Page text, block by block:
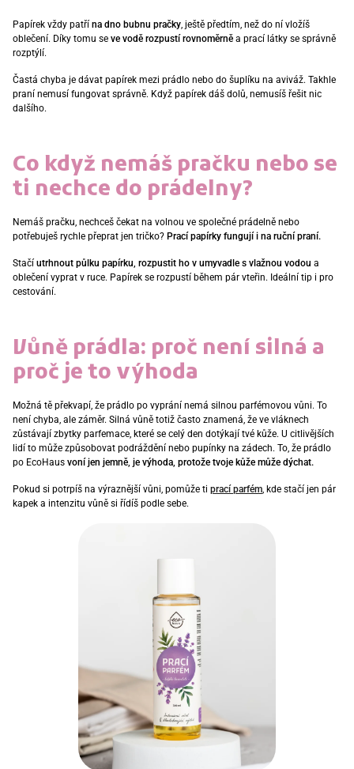
Papírek vždy patří na dno bubnu pračky, ještě předtím, než do ní vložíš
oblečení. Díky tomu se ve vodě rozpustí rovnoměrně a prací látky se správně
rozptýlí.
Častá chyba je dávat papírek mezi prádlo nebo do šuplíku na aviváž. Takhle
praní nemusí fungovat správně. Když papírek dáš dolů, nemusíš řešit nic
dalšího.
Co když nemáš pračku nebo se
ti nechce do prádelny?
Nemáš pračku, nechceš čekat na volnou ve společné prádelně nebo
potřebuješ rychle přeprat jen tričko? Prací papírky fungují i na ruční praní.
Stačí utrhnout půlku papírku, rozpustit ho v umyvadle s vlažnou vodou a
oblečení vyprat v ruce. Papírek se rozpustí během pár vteřin. Ideální tip i pro
cestování.
Vůně prádla: proč není silná a
proč je to výhoda
Možná tě překvapí, že prádlo po vyprání nemá silnou parfémovou vůni. To
není chyba, ale záměr. Silná vůně totiž často znamená, že ve vláknech
zůstávají zbytky parfemace, které se celý den dotýkají tvé kůže. U citlivějších
lidí to může způsobovat podráždění nebo pupínky na zádech. To, že prádlo
po EcoHaus voní jen jemně, je výhoda, protože tvoje kůže může dýchat.
Pokud si potrpíš na výraznější vůni, pomůže ti prací parfém, kde stačí jen pár
kapek a intenzitu vůně si řídíš podle sebe.